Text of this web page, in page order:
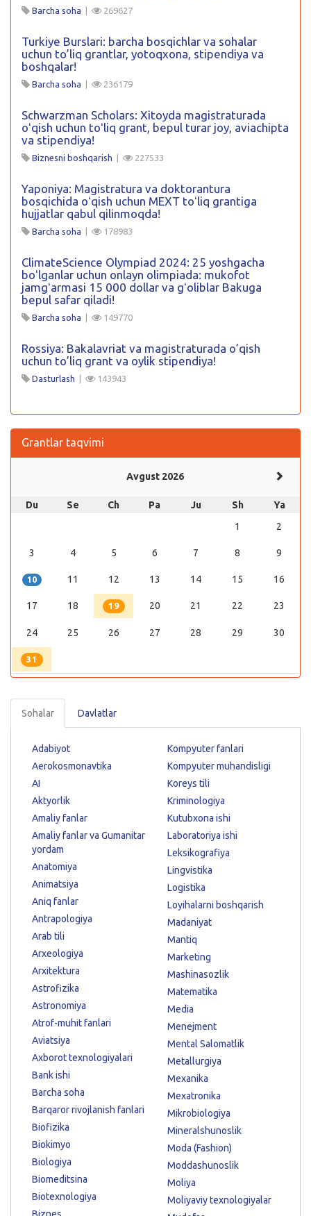
Barcha soha | 269627
Turkiye Burslari: barcha bosqichlar va sohalar
uchun to’liq grantlar, yotoqxona, stipendiya va
boshqalar!
Barcha soha | 236179
Schwarzman Scholars: Xitoyda magistraturada
oʻqish uchun toʻliq grant, bepul turar joy, aviachipta
va stipendiya!
Biznesni boshqarish | 227533
Yaponiya: Magistratura va doktorantura
bosqichida oʻqish uchun MEXT toʻliq grantiga
hujjatlar qabul qilinmoqda!
Barcha soha | 178983
ClimateScience Olympiad 2024: 25 yoshgacha
boʻlganlar uchun onlayn olimpiada: mukofot
jamgʻarmasi 15 000 dollar va gʻoliblar Bakuga
bepul safar qiladi!
Barcha soha | 149770
Rossiya: Bakalavriat va magistraturada o’qish
uchun to’liq grant va oylik stipendiya!
Dasturlash | 143943
Grantlar taqvimi
Avgust 2026
Du Se Ch Pa Ju Sh
Ya
1
2
3 4 5 6 7 8 9
10 11 12 13 14 15 16
17 18 19 20 21 22 23
24 25 26 27 28 29 30
31
Sohalar Davlatlar
Adabiyot
Aerokosmonavtika
AI
Aktyorlik
Amaliy fanlar
Amaliy fanlar va Gumanitar
yordam
Anatomiya
Animatsiya
Aniq fanlar
Antrapologiya
Arab tili
Arxeologiya
Arxitektura
Astrofizika
Astronomiya
Atrof-muhit fanlari
Aviatsiya
Axborot texnologiyalari
Bank ishi
Barcha soha
Barqaror rivojlanish fanlari
Biofizika
Biokimyo
Biologiya
Biomeditsina
Biotexnologiya
Kompyuter fanlari
Kompyuter muhandisligi
Koreys tili
Kriminologiya
Kutubxona ishi
Laboratoriya ishi
Leksikografiya
Lingvistika
Logistika
Loyihalarni boshqarish
Madaniyat
Mantiq
Marketing
Mashinasozlik
Matematika
Media
Menejment
Mental Salomatlik
Metallurgiya
Mexanika
Mexatronika
Mikrobiologiya
Mineralshunoslik
Moda (Fashion)
Moddashunoslik
Moliya
Moliyaviy texnologiyalar